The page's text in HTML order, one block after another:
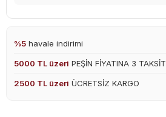
%5 havale indirimi
5000 TL üzeri PEŞİN FİYATINA 3 TAKSİT
2500 TL üzeri ÜCRETSİZ KARGO